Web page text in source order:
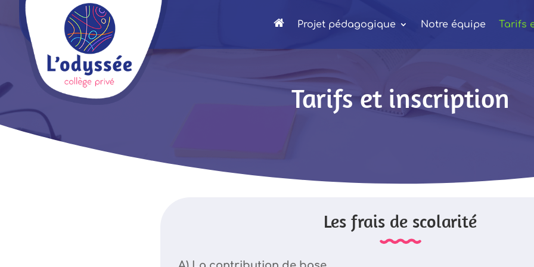
A
u
l
Projet pédagogique Notre équipe Tarifs
Tarifs et inscription
Les frais de scolarité